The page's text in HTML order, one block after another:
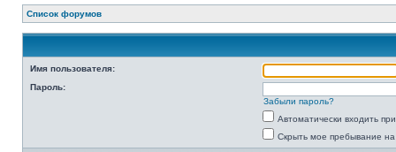
Список форумов
Имя пользователя:
Пароль:
Забыли пароль?
Автоматически входить
Скрыть мое пребывание